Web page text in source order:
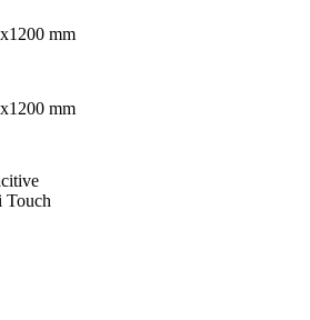
mm
mm
Touch